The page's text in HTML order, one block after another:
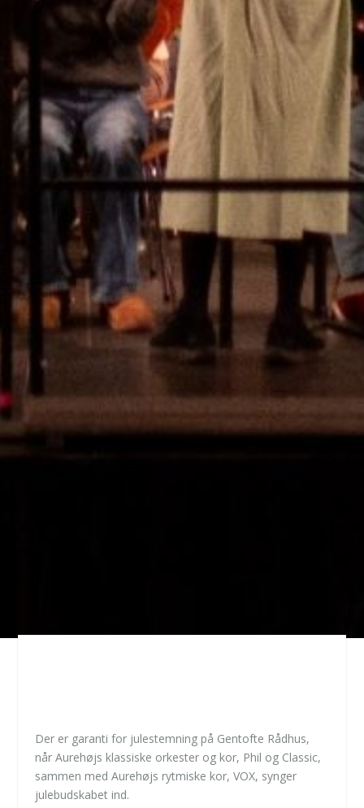
Der er garanti for julestemning på Gentofte Rådhus,
når Aurehøjs klassiske orkester og kor, Phil og Classic,
sammen med Aurehøjs rytmiske kor, VOX, synger
julebudskabet ind.